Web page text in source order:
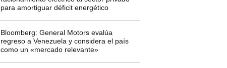
para amortiguar déficit energético
Bloomberg: General Motors evalúa
regreso a Venezuela y considera el país
como un «mercado relevante»